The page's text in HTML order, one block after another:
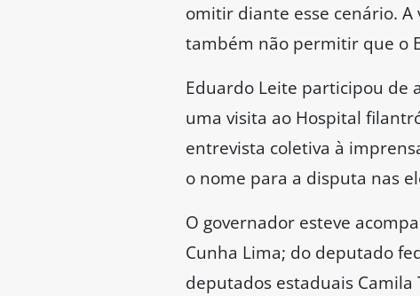
omitir diante esse cenário.
também não permitir que o
Eduardo Leite participou de
uma visita ao Hospital
entrevista coletiva à
o nome para a disputa nas
O governador esteve
Cunha Lima; do deputado
deputados estaduais Camila